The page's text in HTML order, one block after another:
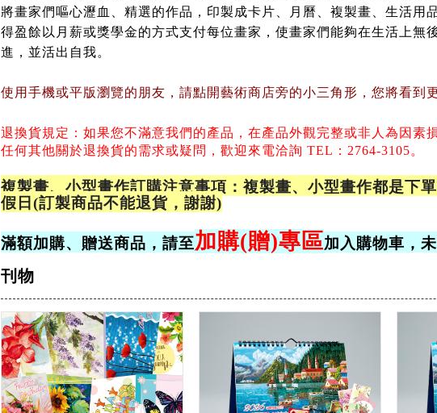
將畫家們嘔心瀝血、精選的作品，印製成卡片、月曆、複製畫、生活用
得盈餘以月薪或獎學金的方式支付每位畫家，使畫家們能夠在生活上無
進，並活出自我。
使用手機或平版瀏覽的朋友，請點開藝術商店旁的小三角形，您將看到
退換貨規定：如果您不滿意我們的產品，在產品外觀完整或非人為因素
任何其他關於退換貨的需求或疑問，歡迎來電洽詢 TEL：2764-3105。
複製畫、小型畫作訂購注意事項：複製畫、小型畫作都是下
假日(訂製商品不能退貨，謝謝)
滿額加購、贈送商品，請至加購(贈)專區加入購物車，
刊物